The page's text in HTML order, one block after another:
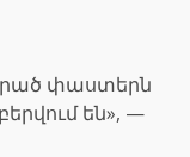
փաստերն
են», —